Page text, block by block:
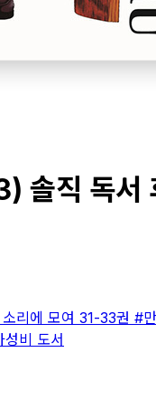
직 독서
리에 모여 31-33권 #
성비 도서